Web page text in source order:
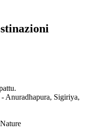
Anuradhapura, Sigiriya,